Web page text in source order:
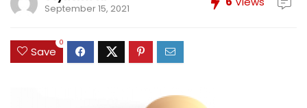
September 15, 2021
Save
0